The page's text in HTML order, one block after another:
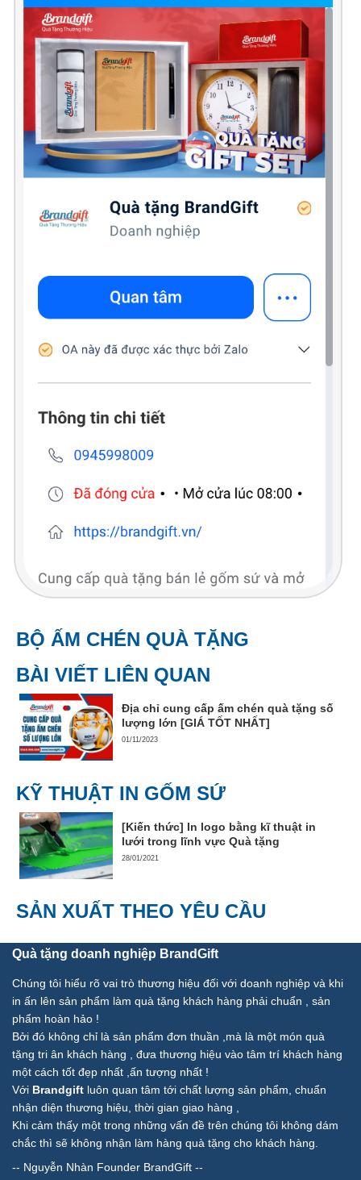
BỘ ẤM CHÉN QUÀ TẶNG
BÀI VIẾT LIÊN QUAN
Địa chỉ cung cấp ấm chén quà tặng số
lượng lớn [GIÁ TỐT NHẤT]
01/11/2023
KỸ THUẬT IN GỐM SỨ
[Kiến thức] In logo bằng kĩ thuật in
lưới trong lĩnh vực Quà tặng
28/01/2021
SẢN XUẤT THEO YÊU CẦU
Quà tặng doanh nghiệp BrandGift
Chúng tôi hiểu rõ vai trò thương hiệu đối với doanh nghiệp và khi
in ấn lên sản phẩm làm quà tặng khách hàng phải chuẩn , sản
phẩm hoàn hảo !
Bởi đó không chỉ là sản phẩm đơn thuần ,mà là một món quà
tặng tri ân khách hàng , đưa thương hiệu vào tâm trí khách hàng
một cách tốt đẹp nhất ,ấn tượng nhất !
Với Brandgift luôn quan tâm tới chất lượng sản phẩm, chuẩn
nhận diện thương hiệu, thời gian giao hàng ,
Khi cảm thấy một trong những vấn đề trên chúng tôi không dám
chắc thì sẽ không nhận làm hàng quà tặng cho khách hàng.
-- Nguyễn Nhàn Founder BrandGift --